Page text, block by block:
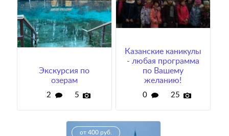
Экскурсия по
озерам
2 5
Казанские каникулы
- любая программа
по Вашему
желанию!
0 25
от 400 руб.